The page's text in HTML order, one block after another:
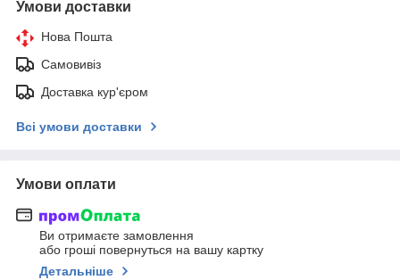
Умови доставки
Нова Пошта
Самовивіз
Доставка кур'єром
Всі умови доставки
Умови оплати
Ви отримаєте замовлення
або гроші повернуться на вашу картку
Детальніше